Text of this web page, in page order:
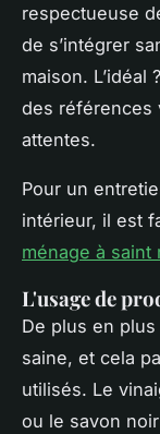
respectueuse
de s’intégrer
maison.
des références
attentes.
Pour un
intérieur, il est
ménage à saint
L'usage de
De plus en
saine, et cela
utilisés. Le
ou le savon